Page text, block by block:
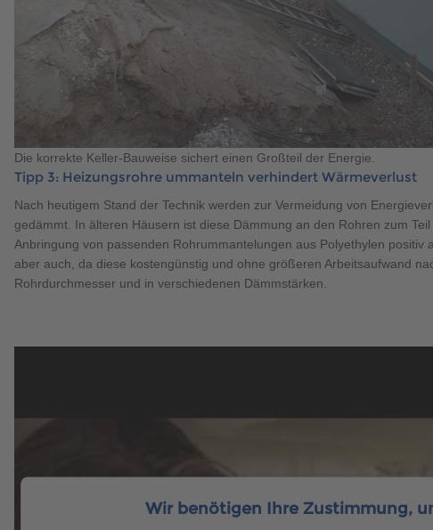
Die korrekte Keller-Bauweise sichert einen Großteil der Energie.
Tipp 3: Heizungsrohre ummanteln verhindert Wärmeverlust
Nach heutigem Stand der Technik werden zur Vermeidung von
gedämmt. In älteren Häusern ist diese Dämmung an den Rohren zum
Anbringung von passenden Rohrummantelungen aus Polyethylen
aber auch, da diese kostengünstig und ohne größeren Arbeitsaufwand
Rohrdurchmesser und in verschiedenen Dämmstärken.
Wir benötigen Ihre Zustimmung,